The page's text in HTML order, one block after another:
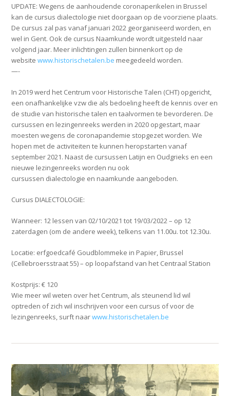
UPDATE: Wegens de aanhoudende coronaperikelen in Brussel
kan de cursus dialectologie niet doorgaan op de voorziene plaats.
De cursus zal pas vanaf januari 2022 georganiseerd worden, en
wel in Gent. Ook de cursus Naamkunde wordt uitgesteld naar
volgend jaar. Meer inlichtingen zullen binnenkort op de
websitewww.historischetalen.be meegedeeld worden.
—-
In 2019 werd het Centrum voor Historische Talen (CHT) opgericht,
een onafhankelijke vzw die als bedoeling heeft de kennis over en
de studie van historische talen en taalvormen te bevorderen. De
cursussen en lezingenreeks werden in 2020 opgestart, maar
moesten wegens de coronapandemie stopgezet worden. We
hopen met de activiteiten te kunnen heropstarten vanaf
september 2021. Naast de cursussen Latijn en Oudgrieks en een
nieuwe lezingenreeks worden nu ook
cursussen dialectologie en naamkunde aangeboden.
Cursus DIALECTOLOGIE:
Wanneer: 12 lessen van 02/10/2021 tot 19/03/2022 – op 12
zaterdagen (om de andere week), telkens van 11.00u. tot 12.30u.
Locatie: erfgoedcafé Goudblommeke in Papier, Brussel
(Cellebroersstraat 55) – op loopafstand van het Centraal Station
Kostprijs: € 120
Wie meer wil weten over het Centrum, als steunend lid wil
optreden of zich wil inschrijven voor een cursus of voor de
lezingenreeks, surft naarwww.historischetalen.be